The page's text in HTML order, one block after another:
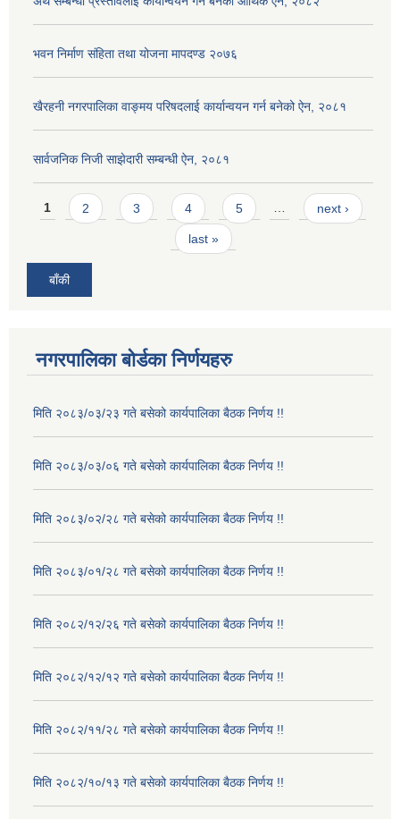
भवन निर्माण संहिता तथा योजना मापदण्ड २०७६
खैरहनी नगरपालिका वाङ्मय परिषदलाई कार्यान्वयन गर्न बनेको ऐन, २०८१
सार्वजनिक निजी साझेदारी सम्बन्धी ऐन, २०८१
Pages
1 2 3 4 5 … next ›
last »
बाँकी
नगरपालिका बोर्डका निर्णयहरु
मिति २०८३/०३/२३ गते बसेको कार्यपालिका बैठक निर्णय !!
मिति २०८३/०३/०६ गते बसेको कार्यपालिका बैठक निर्णय !!
मिति २०८३/०२/२८ गते बसेको कार्यपालिका बैठक निर्णय !!
मिति २०८३/०१/२८ गते बसेको कार्यपालिका बैठक निर्णय !!
मिति २०८२/१२/२६ गते बसेको कार्यपालिका बैठक निर्णय !!
मिति २०८२/१२/१२ गते बसेको कार्यपालिका बैठक निर्णय !!
मिति २०८२/११/२८ गते बसेको कार्यपालिका बैठक निर्णय !!
मिति २०८२/१०/१३ गते बसेको कार्यपालिका बैठक निर्णय !!